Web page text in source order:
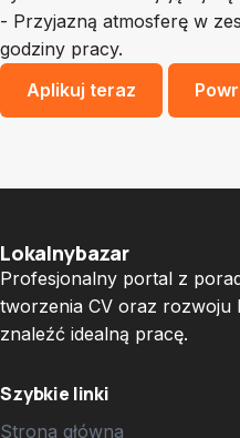
- Przyjazną atmosferę w
godziny pracy.
Aplikuj teraz
Lokalnybazar
Profesjonalny portal z
tworzenia CV oraz rozwoju
znaleźć idealną pracę.
Szybkie linki
Strona główna